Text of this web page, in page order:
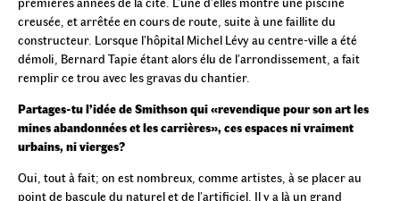
creusée, et arrêtée en cours de route, suite à une faillite du
constructeur. Lorsque l’hôpital Michel Lévy au centre-ville a été
démoli, Bernard Tapie étant alors élu de l’arrondissement, a fait
remplir ce trou avec les gravas du chantier.
Partages-tu l’idée de Smithson qui «revendique pour son art les
mines abandonnées et les carrières», ces espaces ni vraiment
urbains, ni vierges?
Oui, tout à fait; on est nombreux, comme artistes, à se placer au
point de bascule du naturel et de l’artificiel. Il y a là un grand